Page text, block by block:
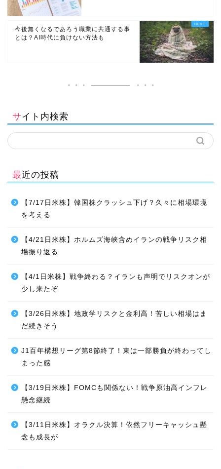
今後無くなるであろう職業に共通する事
とは？AI時代に負けない方法も
サイト内検索
最近の投稿
【7/17日米株】韓国株クラッシュ下げ？久々に相場環境
を考える
【4/21日米株】ホルムズ海峡含めイランの戦争リスク相
場振り返る
【4/1日米株】戦争終わる？イランも声明でリスクオンが
少し来たぞ
【3/26日米株】地政学リスクと金利高！苦しい相場はま
だ続きそう
J1百年構想リーグ第8節終了！東は一部勝負が終わってし
まった感
【3/19日米株】FOMCも関係ない！戦争原油高インフレ
懸念継続
【3/11日米株】オラクル決算！依然フリーキャッシュ懸
念も成長が